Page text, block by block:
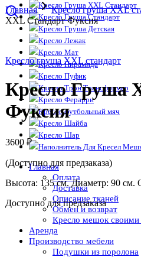
Кресло Груша XXL Стандарт
Кресло Груша Стандарт
Кресло Груша Детская
Кресло Лежак
Кресло Мат
Кресло Пирамида
Кресло Пуфик
Кресло Трон Трансформер
Кресло Ферарри
Кресло футбольный мяч
Кресло Шайба
Кресло Шар
Наполнитель Для Кресел
Главная
Оплата
Доставка
Описание тканей
Обмен и возврат
Кресло мешок своими
Аренда
Производство мебели
Подушки из поролона
Главная Кресло груша XXL
XXL Стандарт Фуксия
Кресло груша XXL стандарт
Кресло Груша
Фуксия
3600 ₽
(Доступно для предзаказа)
Высота: 135 см. Диаметр: 90 см.
Доступно для предзаказа